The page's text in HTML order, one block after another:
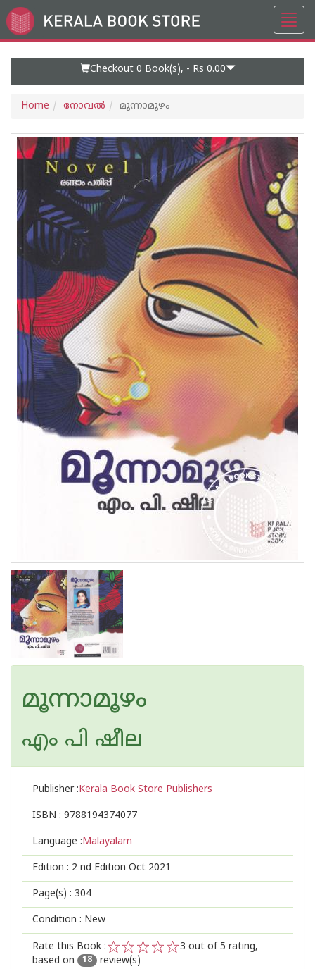
Go
to
Checkout 0 Book(s), - Rs 0.00
Home നോവല്‍ മൂന്നാമൂഴം
മൂന്നാമൂഴം
എം പി ഷീല
Publisher :Kerala Book Store Publishers
ISBN : 9788194374077
Language :Malayalam
Edition : 2 nd Edition Oct 2021
Page(s) : 304
Condition : New
Rate this Book :
3
2
1
3 out of 5 rating,
based on
18 review(s)